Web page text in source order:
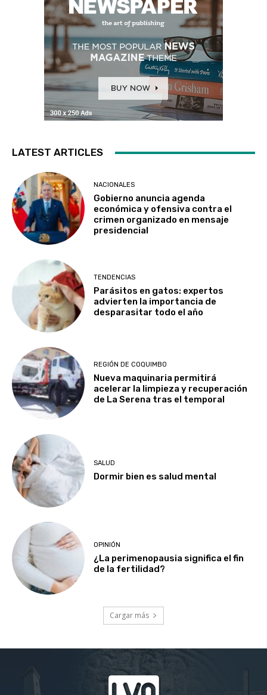
LATEST ARTICLES
NACIONALES
Gobierno anuncia agenda
económica y ofensiva contra el
crimen organizado en mensaje
presidencial
TENDENCIAS
Parásitos en gatos: expertos
advierten la importancia de
desparasitar todo el año
REGIÓN DE COQUIMBO
Nueva maquinaria permitirá
acelerar la limpieza y recuperación
de La Serena tras el temporal
SALUD
Dormir bien es salud mental
OPINIÓN
¿La perimenopausia significa el fin
de la fertilidad?
Cargar más